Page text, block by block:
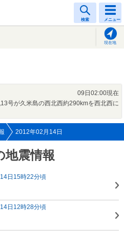
検索 メニュー
現在地
09日02:00現在
号が久米島の西北西約290kmを西北西に
2012年02月14日
地震情報
日15時22分頃
日12時28分頃